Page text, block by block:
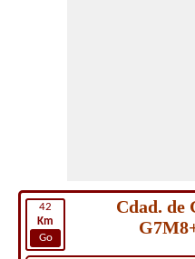
42
Km
Go
Cdad. de